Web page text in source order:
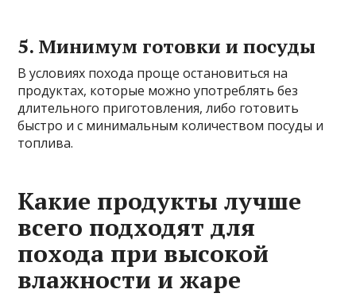
5. Минимум готовки и посуды
В условиях похода проще остановиться на
продуктах, которые можно употреблять без
длительного приготовления, либо готовить
быстро и с минимальным количеством посуды и
топлива.
Какие продукты лучше
всего подходят для
похода при высокой
влажности и жаре